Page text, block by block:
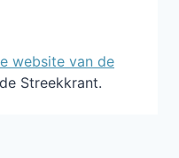
website van de
Streekkrant.